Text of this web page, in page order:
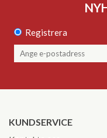
Registrera
KUNDSERVICE